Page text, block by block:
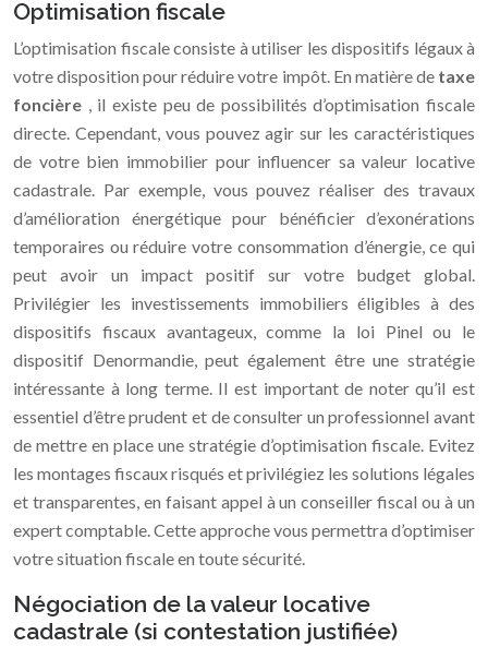
Optimisation fiscale
L’optimisation fiscale consiste à utiliser les dispositifs légaux à
votre disposition pour réduire votre impôt. En matière de taxe
foncière , il existe peu de possibilités d’optimisation fiscale
directe. Cependant, vous pouvez agir sur les caractéristiques
de votre bien immobilier pour influencer sa valeur locative
cadastrale. Par exemple, vous pouvez réaliser des travaux
d’amélioration énergétique pour bénéficier d’exonérations
temporaires ou réduire votre consommation d’énergie, ce qui
peut avoir un impact positif sur votre budget global.
Privilégier les investissements immobiliers éligibles à des
dispositifs fiscaux avantageux, comme la loi Pinel ou le
dispositif Denormandie, peut également être une stratégie
intéressante à long terme. Il est important de noter qu’il est
essentiel d’être prudent et de consulter un professionnel avant
de mettre en place une stratégie d’optimisation fiscale. Evitez
les montages fiscaux risqués et privilégiez les solutions légales
et transparentes, en faisant appel à un conseiller fiscal ou à un
expert comptable. Cette approche vous permettra d’optimiser
votre situation fiscale en toute sécurité.
Négociation de la valeur locative
cadastrale (si contestation justifiée)